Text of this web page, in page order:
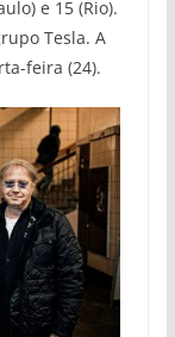
e 15 (Rio).
Tesla. A
feira (24).